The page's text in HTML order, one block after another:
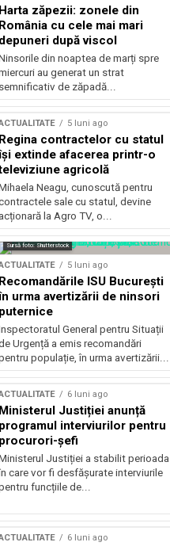
Harta zăpezii: zonele din
România cu cele mai mari
depuneri după viscol
din noaptea de marți spre
au generat un strat
semnificativ de zăpadă...
5 luni ago
Regina contractelor cu statul
extinde afacerea printr-o
agricolă
Neagu, cunoscută pentru
sale cu statul, devine
la Agro TV, o...
Sursă foto: Shutterstock
5 luni ago
Recomandările ISU București
urma avertizării de ninsori
puternice
General pentru Situații
Urgență a emis recomandări
populație, în urma avertizării...
6 luni ago
Ministerul Justiției anunță
programul interviurilor pentru
procurori-șefi
Justiției a stabilit perioada
care vor fi desfășurate interviurile
funcțiile de...
6 luni ago